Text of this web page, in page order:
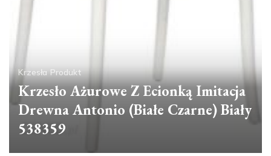
Krzesła Produkt
Krzesło Ażurowe Z Ecionką Imitacja
Drewna Antonio (Białe Czarne) Biały
538359